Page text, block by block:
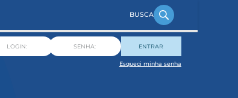
ENTRAR
Esqueci minha senha